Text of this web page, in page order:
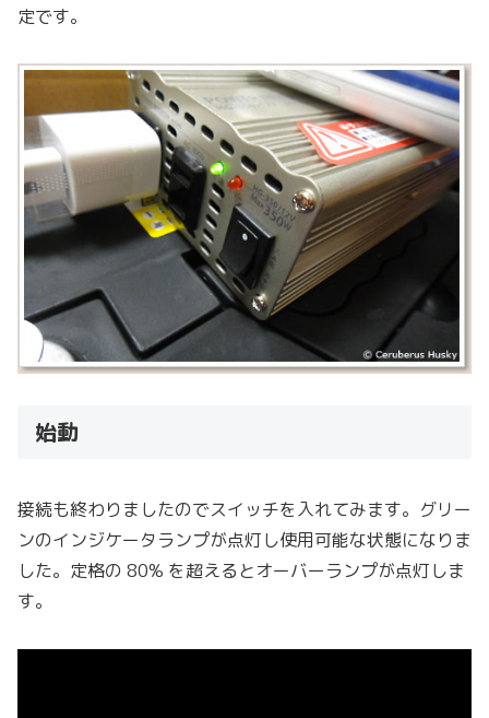
定です。
始動
接続も終わりましたのでスイッチを入れてみます。グリー
ンのインジケータランプが点灯し使用可能な状態になりま
した。定格の 80% を超えるとオーバーランプが点灯しま
す。